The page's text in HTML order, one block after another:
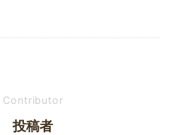
Contributor
投稿者